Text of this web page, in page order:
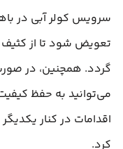
سرویس کولر آبی در
تعویض شود تا از
گردد. همچنین، در
می‌توانید به حفظ
اقدامات در کنار
کرد.